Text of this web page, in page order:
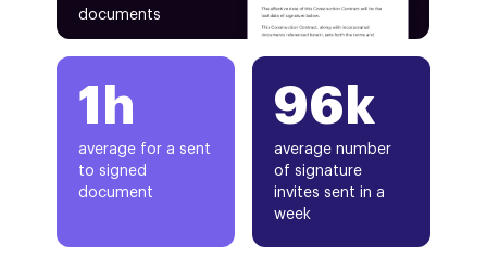
documents
1h
average for a sent
to signed
document
96k
average number
of signature
invites sent in a
week